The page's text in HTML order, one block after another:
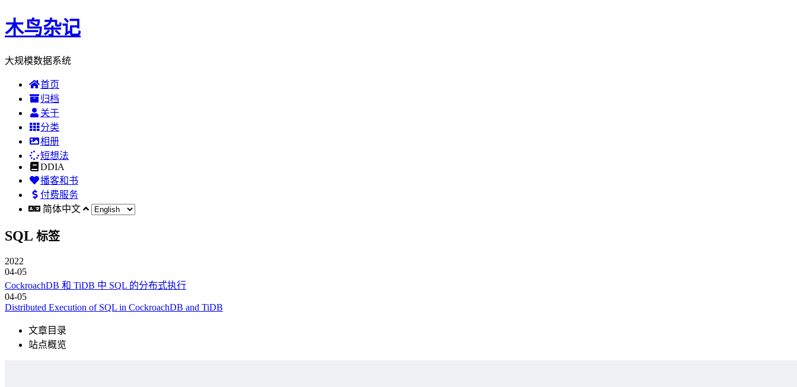
木鸟杂记
大规模数据系统
首页
归档
关于
分类
相册
短想法
DDIA
播客和书
付费服务
简体中文
SQL 标签
2022
04-05
CockroachDB 和 TiDB 中 SQL 的分布式执行
04-05
Distributed Execution of SQL in CockroachDB and TiDB
文章目录
站点概览